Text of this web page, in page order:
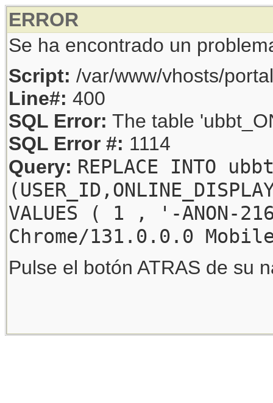
ERROR
Se ha encontrado un
Script: /var/www/vhosts/
Line#: 400
SQL Error: The table
SQL Error #: 1114
Query: REPLACE INTO
VALUES ( 1 , '-
Chrome/131.0.0.0
Pulse el botón ATRAS de su